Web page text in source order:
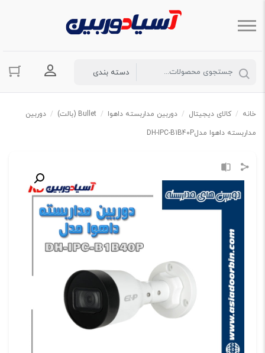
ورود به
خانه / کالای دیجیتال / دوربین مداربسته داهوا / Bullet (بالت) / دوربین
مداربسته داهوا مدلDH-IPC-B1B40P